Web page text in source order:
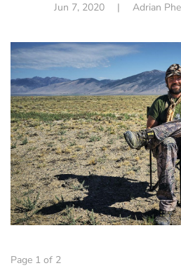
Jun 7, 2020| Adrian
Page 1 of 2